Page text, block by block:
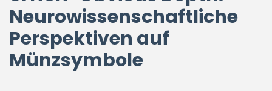
Neurowissenschaftliche
Perspektiven auf
Münzsymbole